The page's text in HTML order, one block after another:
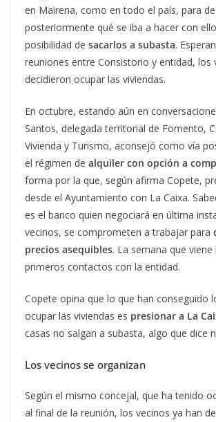
en Mairena, como en todo el país, para
posteriormente qué se iba a hacer con
posibilidad de sacarlos a subasta.
reuniones entre Consistorio y entidad, los
decidieron ocupar las viviendas.
En octubre, estando aún en
Santos, delegada territorial de Fomento,
Vivienda y Turismo, aconsejó como vía
el régimen de alquiler con opción a
forma por la que, según afirma Copete,
desde el Ayuntamiento con La Caixa.
es el banco quien negociará en última
vecinos, se comprometen a trabajar para
precios asequibles. La semana que viene
primeros contactos con la entidad.
Copete opina que lo que han conseguido
ocupar las viviendas es presionar a La
casas no salgan a subasta, algo que dice
Los vecinos se organizan
Según el mismo concejal, que ha tenido
al final de la reunión, los vecinos ya han